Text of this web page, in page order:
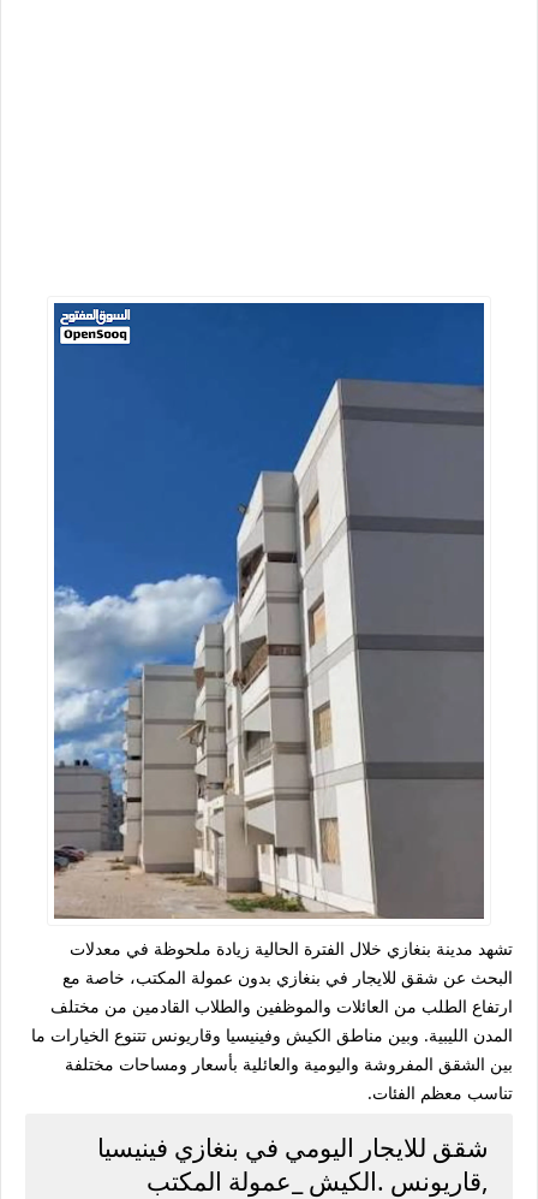
تشهد مدينة بنغازي خلال الفترة الحالية زيادة ملحوظة في معدلات
البحث عن شقق للايجار في بنغازي بدون عمولة المكتب، خاصة مع
ارتفاع الطلب من العائلات والموظفين والطلاب القادمين من مختلف
المدن الليبية. وبين مناطق الكيش وفينيسيا وقاريونس تتنوع الخيارات ما
بين الشقق المفروشة واليومية والعائلية بأسعار ومساحات مختلفة
تناسب معظم الفئات.
شقق للايجار اليومي في بنغازي فينيسيا
,قاريونس .الكيش _عمولة المكتب